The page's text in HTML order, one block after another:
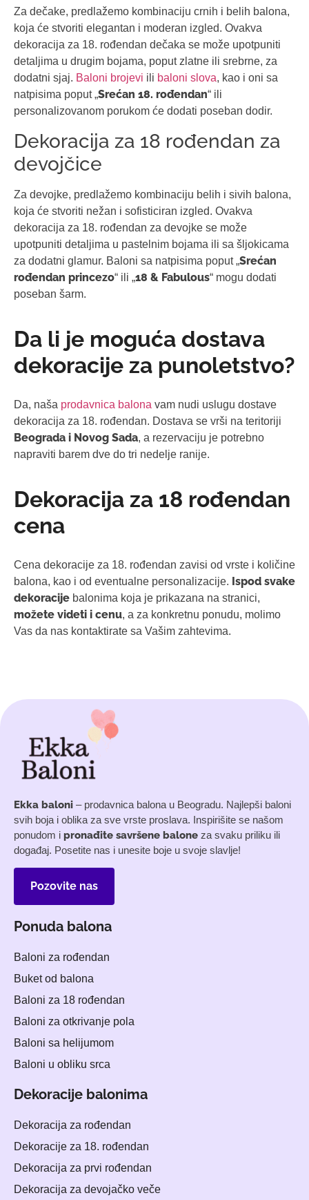
Za dečake, predlažemo kombinaciju crnih i belih balona,
koja će stvoriti elegantan i moderan izgled. Ovakva
dekoracija za 18. rođendan dečaka se može upotpuniti
detaljima u drugim bojama, poput zlatne ili srebrne, za
dodatni sjaj. Baloni brojevi ili baloni slova, kao i oni sa
natpisima poput „Srećan 18. rođendan“ ili
personalizovanom porukom će dodati poseban dodir.
Dekoracija za 18 rođendan za
devojčice
Za devojke, predlažemo kombinaciju belih i sivih balona,
koja će stvoriti nežan i sofisticiran izgled. Ovakva
dekoracija za 18. rođendan za devojke se može
upotpuniti detaljima u pastelnim bojama ili sa šljokicama
za dodatni glamur. Baloni sa natpisima poput „Srećan
rođendan princezo“ ili „18 & Fabulous“ mogu dodati
poseban šarm.
Da li je moguća dostava
dekoracije za punoletstvo?
Da, naša prodavnica balona vam nudi uslugu dostave
dekoracija za 18. rođendan. Dostava se vrši na teritoriji
Beograda i Novog Sada, a rezervaciju je potrebno
napraviti barem dve do tri nedelje ranije.
Dekoracija za 18 rođendan
cena
Cena dekoracije za 18. rođendan zavisi od vrste i količine
balona, kao i od eventualne personalizacije. Ispod svake
dekoracije balonima koja je prikazana na stranici,
možete videti i cenu, a za konkretnu ponudu, molimo
Vas da nas kontaktirate sa Vašim zahtevima.
Ekka baloni – prodavnica balona u Beogradu. Najlepši baloni
svih boja i oblika za sve vrste proslava. Inspirišite se našom
ponudom i pronađite savršene balone za svaku priliku ili
događaj. Posetite nas i unesite boje u svoje slavlje!
Pozovite nas
Ponuda balona
Baloni za rođendan
Buket od balona
Baloni za 18 rođendan
Baloni za otkrivanje pola
Baloni sa helijumom
Baloni u obliku srca
Dekoracije balonima
Dekoracija za rođendan
Dekoracije za 18. rođendan
Dekoracija za prvi rođendan
Dekoracija za devojačko veče